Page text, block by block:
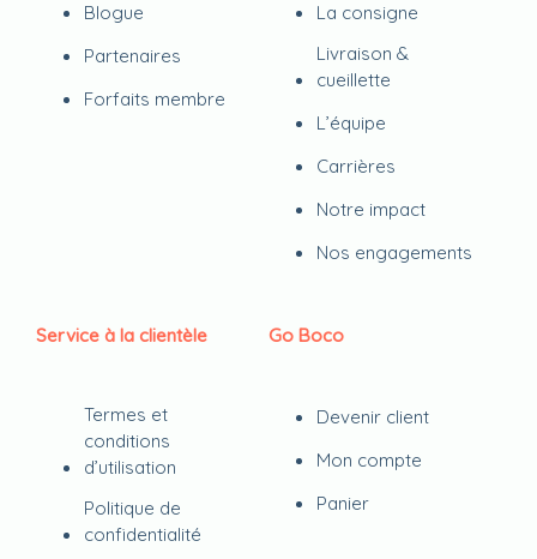
Blogue
Partenaires
Forfaits membre
La consigne
Livraison &
cueillette
L’équipe
Carrières
Notre impact
Nos engagements
Service à la clientèle
Termes et
conditions
d’utilisation
Politique de
confidentialité
Go Boco
Devenir client
Mon compte
Panier